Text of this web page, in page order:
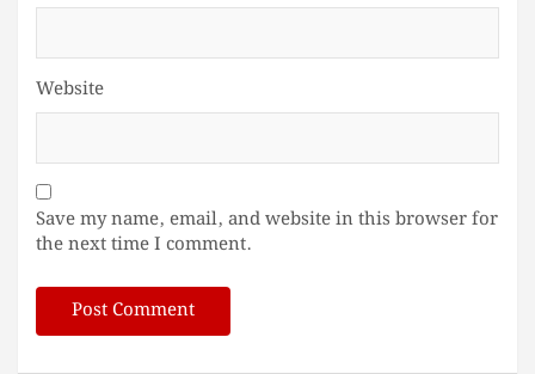
Website
Save my name, email, and website in this browser for
the next time I comment.